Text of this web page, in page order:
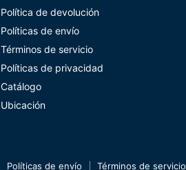
Política de devolución
Políticas de envío
Términos de servicio
Políticas de privacidad
Catálogo
Ubicación
Políticas de envío Términos de servicio